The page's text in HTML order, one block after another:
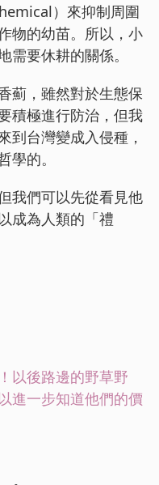
）來抑制周圍
物的幼苗。所以，小
需要休耕的關係。
薊，雖然對於生態保
積極進行防治，但我
到台灣變成入侵種，
學的。
我們可以先從看見他
成為人類的「禮
以後路邊的野草野
進一步知道他們的價